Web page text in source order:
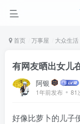
首页 万事屋 大众生活
有网友晒出女儿
阿银
1年前发布 81
好像比萝卜的儿子